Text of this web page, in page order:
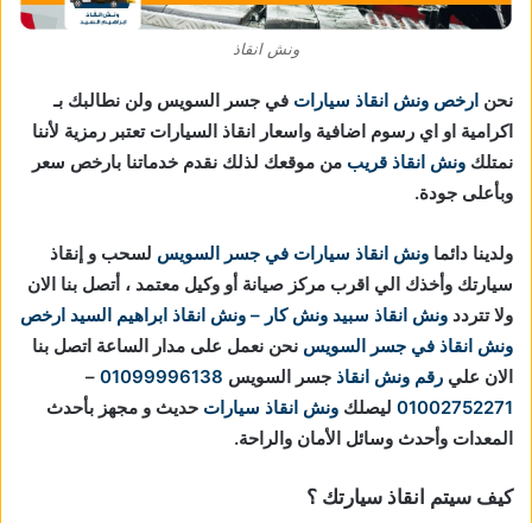
ونش انقاذ
نحن ارخص ونش انقاذ سيارات في جسر السويس ولن نطالبك بـ
اكرامية او اي رسوم اضافية واسعار انقاذ السيارات تعتبر رمزية لأننا
نمتلك ونش انقاذ قريب من موقعك لذلك نقدم خدماتنا بارخص سعر
وبأعلى جودة.
ولدينا دائما ونش انقاذ سيارات في جسر السويس لسحب و إنقاذ
سيارتك وأخذك الي اقرب مركز صيانة أو وكيل معتمد ، أتصل بنا الان
ولا تتردد ونش انقاذ سبيد ونش كار – ونش انقاذ ابراهيم السيد ارخص
ونش انقاذ في جسر السويس نحن نعمل على مدار الساعة اتصل بنا
الان علي رقم ونش انقاذ جسر السويس 01099996138
–
01002752271 ليصلك ونش انقاذ سيارات حديث و مجهز بأحدث
المعدات وأحدث وسائل الأمان والراحة.
كيف سيتم انقاذ سيارتك ؟